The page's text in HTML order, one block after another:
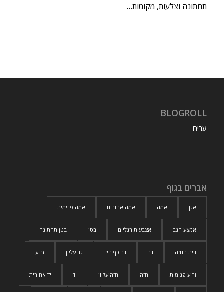
תחתונה וצלעות, מקומות…
BLOGROLL
ערים
אברים בגוף
אגן אמה אמה אחורית אמה פנימית
אמצע הגב אצבעות רגליים בטן בטן תחתונה
בית החזה גב גב כף היד גב עליון זרוע
זרוע פנימית חזה חזה עליון יד יד אחורית